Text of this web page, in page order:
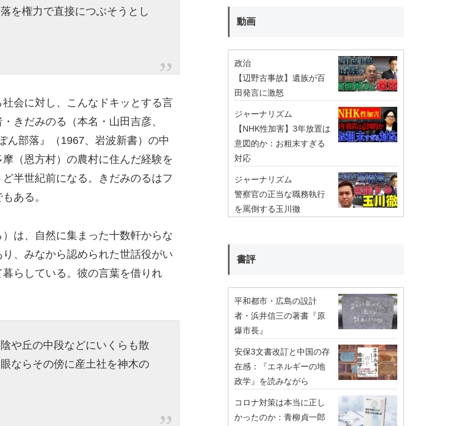
を権力で直接につぶそうとし
会に対し、こんなドキッとする言
きだみのる（本名・山田吉彦、
ん部落』（1967、岩波新書）の中
（恩方村）の農村に住んだ経験を
半世紀前になる。きだみのるはフ
ある。
は、自然に集まった十数軒からな
、みなから認められた世話役がい
らしている。彼の言葉を借りれ
や丘の中段などにいくらも散
ならその傍に産土社を神木の
動画
政治
【辺野古事故】遺族が百
田発言に激怒
ジャーナリズム
【NHK性加害】3年放置は
意図的か：お粗末すぎる
対応
ジャーナリズム
警察官の正当な職務執行
を罵倒する玉川徹
書評
平和都市・広島の設計
者・浜井信三の著書『原
爆市長』
安保3文書改訂と中国の存
在感：『エネルギーの地
政学』を読みながら
コロナ対策は本当に正し
かったのか：青柳貞一郎